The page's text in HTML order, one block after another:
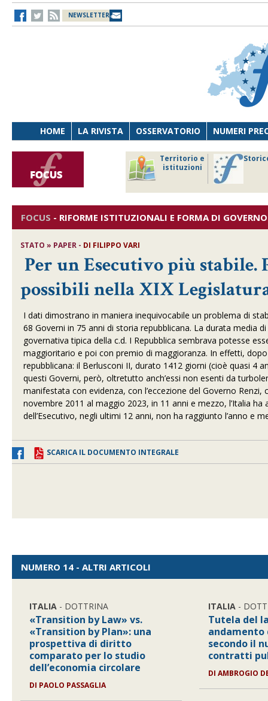
NEWSLETTER
HOME LA RIVISTA OSSERVATORIO NUMERI
Territorio e
istituzioni
FOCUS - RIFORME ISTITUZIONALI E FORMA DI GOVERNO
STATO » PAPER - DI FILIPPO VARI
Per un Esecutivo più
possibili nella XIX
I dati dimostrano in maniera inequivocabile un problema di
68 Governi in 75 anni di storia repubblicana. La durata media
governativa tipica della c.d. I Repubblica sembrava potesse
maggioritario e poi con premio di maggioranza. In effetti,
repubblicana: il Berlusconi II, durato 1412 giorni (cioè quasi 4
questi Governi, però, oltretutto anch’essi non esenti da
manifestata con evidenza, con l’eccezione del Governo
novembre 2011 al maggio 2023, in 11 anni e mezzo, l’Italia
dell’Esecutivo, negli ultimi 12 anni, non ha raggiunto l’anno e
SCARICA IL DOCUMENTO INTEGRALE
NUMERO 14 - ALTRI ARTICOLI
ITALIA - DOTTRINA
«Transition by Law» vs.
«Transition by Plan»: una
prospettiva di diritto
comparato per lo studio
dell’economia circolare
DI PAOLO PASSAGLIA
ITALIA -
Tutela del
andamento
secondo il
contratti
DIAMBROGIO